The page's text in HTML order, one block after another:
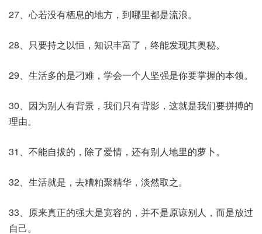
27、心若没有栖息的地方，到哪里都是流浪。
28、只要持之以恒，知识丰富了，终能发现其奥秘。
29、生活多的是刁难，学会一个人坚强是你要掌握的本领。
30、因为别人有背景，我们只有背影，这就是我们要拼搏的
理由。
31、不能自拔的，除了爱情，还有别人地里的萝卜。
32、生活就是，去糟粕聚精华，淡然取之。
33、原来真正的强大是宽容的，并不是原谅别人，而是放过
自己。